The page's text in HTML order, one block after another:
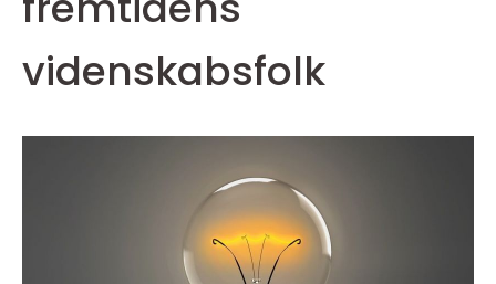
videnskabsfolk